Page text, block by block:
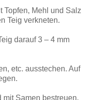
Topfen, Mehl und Salz
Teig verkneten.
darauf 3 – 4 mm
etc. ausstechen. Auf
mit Samen bestreuen.